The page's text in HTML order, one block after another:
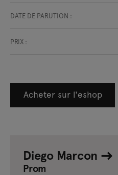
DATE DE PARUTION :
PRIX :
Acheter sur l'eshop
Diego Marcon
Prom